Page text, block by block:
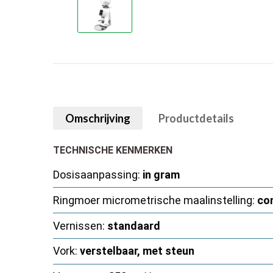
Omschrijving Productdetails
TECHNISCHE KENMERKEN
Dosisaanpassing: in gram
Ringmoer micrometrische maalinstelling:
Vernissen: standaard
Vork: verstelbaar, met steun